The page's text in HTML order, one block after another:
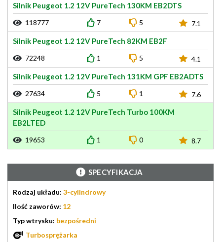
Silnik Peugeot 1.2 12V PureTech 130KM EB2DTS
118777 7 5 7.1
Silnik Peugeot 1.2 12V PureTech 82KM EB2F
72248 1 5 4.1
Silnik Peugeot 1.2 12V PureTech 131KM GPF EB2ADTS
27634 5 1 7.6
Silnik Peugeot 1.2 12V PureTech Turbo 100KM
EB2LTED
19653 1 0 8.7
SPECYFIKACJA
Rodzaj układu: 3-cylindrowy
Ilość zaworów: 12
Typ wtrysku: bezpośredni
Turbosprężarka